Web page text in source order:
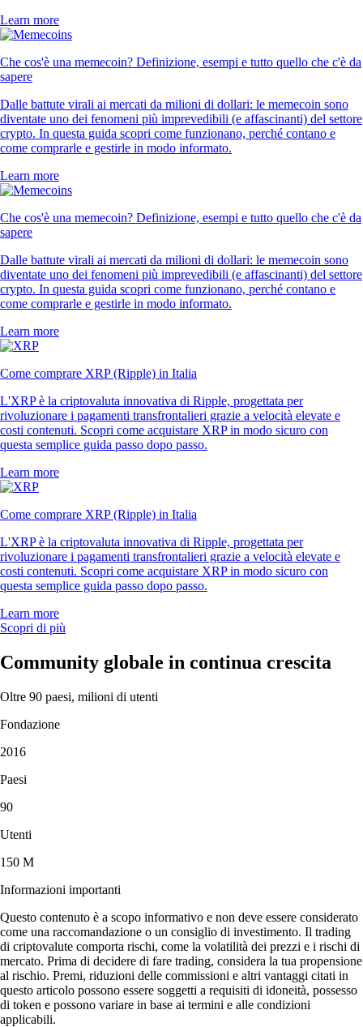
Learn more
Che cos'è una memecoin? Definizione, esempi e tutto quello che c'è da
sapere
Dalle battute virali ai mercati da milioni di dollari: le memecoin sono
diventate uno dei fenomeni più imprevedibili (e affascinanti) del settore
crypto. In questa guida scopri come funzionano, perché contano e
come comprarle e gestirle in modo informato.
Learn more
Che cos'è una memecoin? Definizione, esempi e tutto quello che c'è da
sapere
Dalle battute virali ai mercati da milioni di dollari: le memecoin sono
diventate uno dei fenomeni più imprevedibili (e affascinanti) del settore
crypto. In questa guida scopri come funzionano, perché contano e
come comprarle e gestirle in modo informato.
Learn more
Come comprare XRP (Ripple) in Italia
L'XRP è la criptovaluta innovativa di Ripple, progettata per
rivoluzionare i pagamenti transfrontalieri grazie a velocità elevate e
costi contenuti. Scopri come acquistare XRP in modo sicuro con
questa semplice guida passo dopo passo.
Learn more
Come comprare XRP (Ripple) in Italia
L'XRP è la criptovaluta innovativa di Ripple, progettata per
rivoluzionare i pagamenti transfrontalieri grazie a velocità elevate e
costi contenuti. Scopri come acquistare XRP in modo sicuro con
questa semplice guida passo dopo passo.
Learn more
Scopri di più
Community globale in continua crescita
Oltre 90 paesi, milioni di utenti
Fondazione
2016
Paesi
90
Utenti
150 M
Informazioni importanti
Questo contenuto è a scopo informativo e non deve essere considerato
come una raccomandazione o un consiglio di investimento. Il trading
di criptovalute comporta rischi, come la volatilità dei prezzi e i rischi di
mercato. Prima di decidere di fare trading, considera la tua propensione
al rischio. Premi, riduzioni delle commissioni e altri vantaggi citati in
questo articolo possono essere soggetti a requisiti di idoneità, possesso
di token e possono variare in base ai termini e alle condizioni
applicabili.